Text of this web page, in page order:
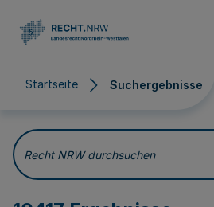
Startseite Suchergebnisse
Suchergebnisse
Recht NRW durchsuchen